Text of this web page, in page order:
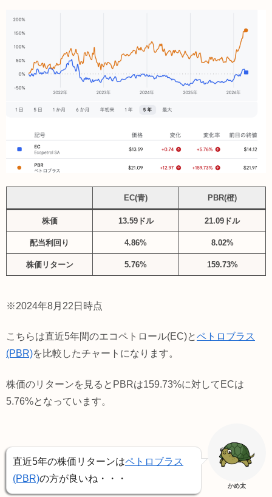
EC(青) PBR(橙)
株価 13.59ドル 21.09ドル
配当利回り 4.86% 8.02%
株価リターン 5.76% 159.73%
※2024年8月22日時点
こちらは直近5年間のエコペトロール(EC)とペトロブラス
(PBR)を比較したチャートになります。
株価のリターンを見るとPBRは159.73%に対してECは
5.76%となっています。
直近5年の株価リターンはペトロブラス
(PBR)の方が良いね・・・
かめ太